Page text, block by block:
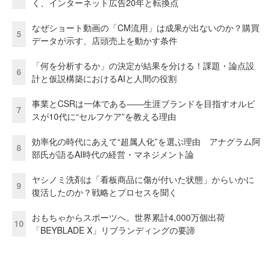
5
なぜショート動画の「CM流用」は成果が出ないのか？購買
データが示す、店頭売上を動かす条件
6
「何を分析するか」の決定が結果を分ける！課題・論点設
計と仮説構築におけるAIと人間の役割
7
事業とCSRは一体である――生涯ブランドを目指すオルビ
スが10代に“セルフケア”を教える理由
8
効率化の時代にあえて“超属人化”を選ぶ理由 アナグラム阿
部氏が語るAI時代の経営・マネジメント論
9
ヤシノミ洗剤は「看板商品に傷が付いた状態」からいかに
復活したのか？戦略とプロセスを聞く
10
おもちゃからスポーツへ。世界累計4,000万個出荷
「BEYBLADE X」リブランディングの要諦